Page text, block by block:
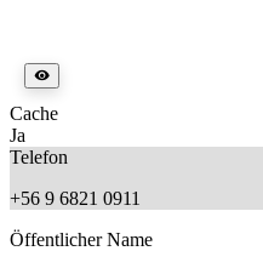
Cache
Ja
Telefon
+56 9 6821 0911
Öffentlicher Name